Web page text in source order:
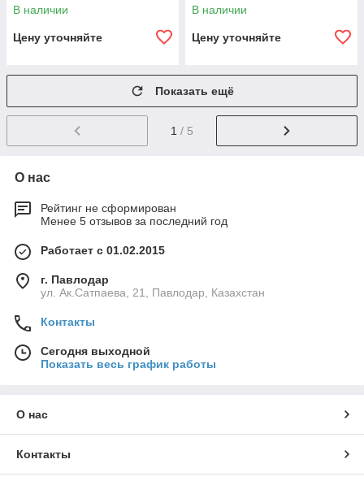
В наличии
Цену уточняйте
В наличии
Цену уточняйте
Показать ещё
1 / 5
О нас
Рейтинг не сформирован
Менее 5 отзывов за последний год
Работает с 01.02.2015
г. Павлодар
ул. Ак.Сатпаева, 21, Павлодар, Казахстан
Контакты
Сегодня выходной
Показать весь график работы
О нас
Контакты